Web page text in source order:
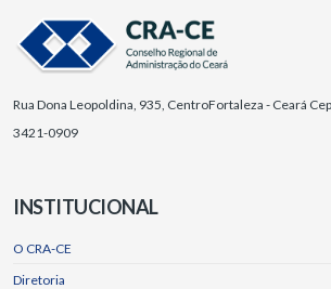
Rua Dona Leopoldina, 935, CentroFortaleza - Ceará
3421-0909
INSTITUCIONAL
O CRA-CE
Diretoria